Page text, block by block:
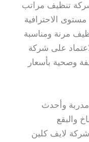
تنظيف مراتب
الاحترافية
مرنة ومناسبة
على شركة
وصحية بأسعار
وأحدث
والبقع
شركة لايف كلين